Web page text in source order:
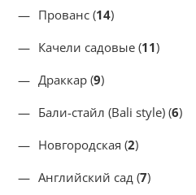
Прованс (14)
Качели садовые (11)
Драккар (9)
Бали-стайл (Bali style) (6)
Новгородская (2)
Английский сад (7)